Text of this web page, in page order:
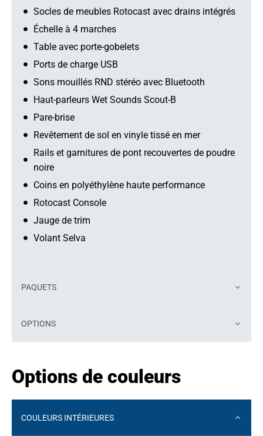
Socles de meubles Rotocast avec drains intégrés
Échelle à 4 marches
Table avec porte-gobelets
Ports de charge USB
Sons mouillés RND stéréo avec Bluetooth
Haut-parleurs Wet Sounds Scout-B
Pare-brise
Revêtement de sol en vinyle tissé en mer
Rails et garnitures de pont recouvertes de poudre
noire
Coins en polyéthylène haute performance
Rotocast Console
Jauge de trim
Volant Selva
PAQUETS
OPTIONS
Options de couleurs
COULEURS INTÉRIEURES